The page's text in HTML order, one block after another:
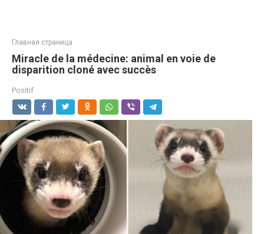
Главная страница
Miracle de la médecine: animal en voie de
disparition cloné avec succès
Positif